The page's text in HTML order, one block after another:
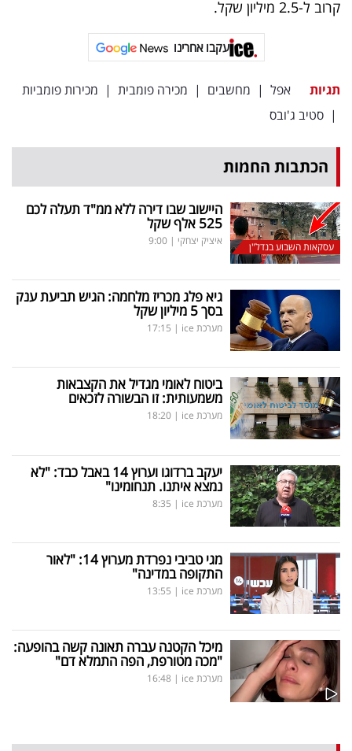
פרסמו
אחרינו:
קרוב ל-2.5 מיליון שקל.
עקבו אחרינו
תגיות אפל | מחשבים | מכירה פומבית | מכירות פומביות
| סטיב ג'ובס
הכתבות החמות
עסקאות השבוע בנדל"ן
היישוב שבו דירה ללא ממ"ד תעלה לכם
525 אלף שקל
איציק יצחקי |
9:00
גיא פלג מכריז מלחמה: הגיש תביעת ענק
בסך 5 מיליון שקל
מערכת ice |
17:15
ביטוח לאומי מגדיל את הקצבאות
משמעותית: זו הבשורה לזכאים
מערכת ice |
18:20
יעקב ברדוגו וערוץ 14 באבל כבד: "לא
נמצא איתנו. תנחומינו"
מערכת ice |
8:35
מגי טביבי נפרדת מערוץ 14: "לאור
התקופה במדינה"
מערכת ice |
13:55
מיכל הקטנה עברה תאונה קשה בהופעה:
"מכה מטורפת, הפה התמלא דם"
מערכת ice |
16:48